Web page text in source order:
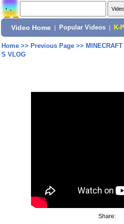
Video Home Popular Videos K-
Home>> Previous Page>>
S VLOG
Share: